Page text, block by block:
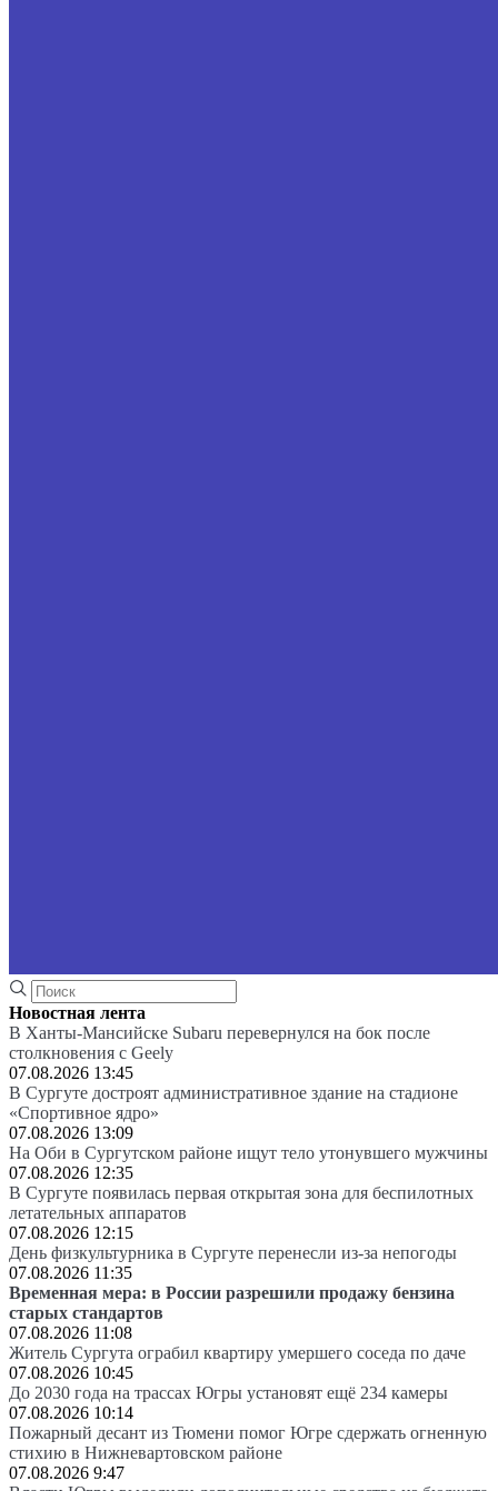
Новостная лента
В Ханты-Мансийске Subaru перевернулся на бок после
столкновения с Geely
07.08.2026 13:45
В Сургуте достроят административное здание на стадионе
«Спортивное ядро»
07.08.2026 13:09
На Оби в Сургутском районе ищут тело утонувшего мужчины
07.08.2026 12:35
В Сургуте появилась первая открытая зона для беспилотных
летательных аппаратов
07.08.2026 12:15
День физкультурника в Сургуте перенесли из-за непогоды
07.08.2026 11:35
Временная мера: в России разрешили продажу бензина
старых стандартов
07.08.2026 11:08
Житель Сургута ограбил квартиру умершего соседа по даче
07.08.2026 10:45
До 2030 года на трассах Югры установят ещё 234 камеры
07.08.2026 10:14
Пожарный десант из Тюмени помог Югре сдержать огненную
стихию в Нижневартовском районе
07.08.2026 9:47